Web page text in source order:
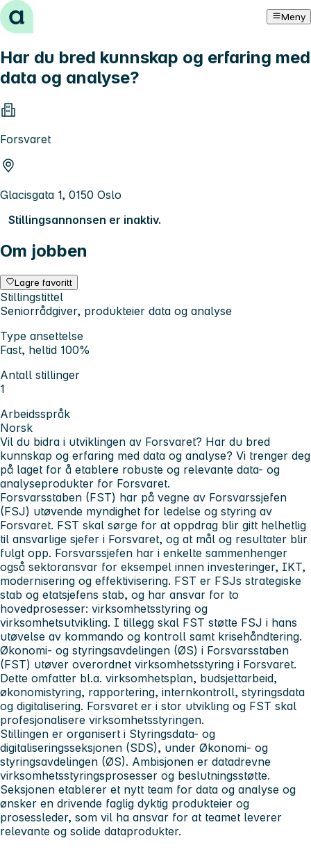
Hopp til innhold Meny
Har du bred kunnskap og erfaring med
data og analyse?
Forsvaret
Glacisgata 1, 0150 Oslo
Stillingsannonsen er inaktiv.
Om jobben
Lagre favoritt
Stillingstittel
Seniorrådgiver, produkteier data og analyse
Type ansettelse
Fast, heltid 100%
Antall stillinger
1
Arbeidsspråk
Norsk
Vil du bidra i utviklingen av Forsvaret? Har du bred
kunnskap og erfaring med data og analyse? Vi trenger deg
på laget for å etablere robuste og relevante data- og
analyseprodukter for Forsvaret.
Forsvarsstaben (FST) har på vegne av Forsvarssjefen
(FSJ) utøvende myndighet for ledelse og styring av
Forsvaret. FST skal sørge for at oppdrag blir gitt helhetlig
til ansvarlige sjefer i Forsvaret, og at mål og resultater blir
fulgt opp. Forsvarssjefen har i enkelte sammenhenger
også sektoransvar for eksempel innen investeringer, IKT,
modernisering og effektivisering. FST er FSJs strategiske
stab og etatsjefens stab, og har ansvar for to
hovedprosesser: virksomhetsstyring og
virksomhetsutvikling. I tillegg skal FST støtte FSJ i hans
utøvelse av kommando og kontroll samt krisehåndtering.
Økonomi- og styringsavdelingen (ØS) i Forsvarsstaben
(FST) utøver overordnet virksomhetsstyring i Forsvaret.
Dette omfatter bl.a. virksomhetsplan, budsjettarbeid,
økonomistyring, rapportering, internkontroll, styringsdata
og digitalisering. Forsvaret er i stor utvikling og FST skal
profesjonalisere virksomhetsstyringen.
Stillingen er organisert i Styringsdata- og
digitaliseringsseksjonen (SDS), under Økonomi- og
styringsavdelingen (ØS). Ambisjonen er datadrevne
virksomhetsstyringsprosesser og beslutningsstøtte.
Seksjonen etablerer et nytt team for data og analyse og
ønsker en drivende faglig dyktig produkteier og
prosessleder, som vil ha ansvar for at teamet leverer
relevante og solide dataprodukter.